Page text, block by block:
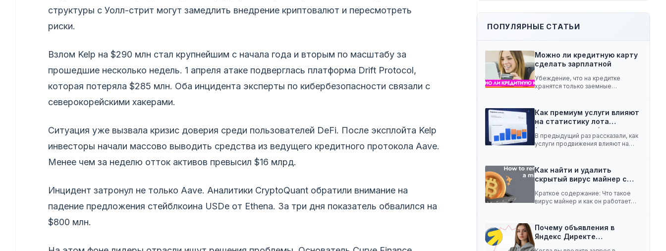
структуры с Уолл-стрит могут замедлить внедрение криптовалют и пересмотреть
риски.
Взлом Kelp на $290 млн стал крупнейшим с начала года и вторым по масштабу за
прошедшие несколько недель. 1 апреля атаке подверглась платформа Drift Protocol,
которая потеряла $285 млн. Оба инцидента эксперты по кибербезопасности связали с
северокорейскими хакерами.
Ситуация уже вызвала кризис доверия среди пользователей DeFi. После эксплойта Kelp
инвесторы начали массово выводить средства из ведущего кредитного протокола Aave.
Менее чем за неделю отток активов превысил $16 млрд.
Инцидент затронул не только Aave. Аналитики CryptoQuant обратили внимание на
падение предложения стейблкоина USDe от Ethena. За три дня показатель обвалился на
$800 млн.
ПОПУЛЯРНЫЕ СТАТЬИ
Можно ли кредитную карту
сделать зарплатной
Убеждение, что на кредитке
хранятся только заемные
Как премиум услуги влияют
на статистику лота
(телеграм-канал)
В предыдущий раз рассказали, как
услуги продвижения влияют на
Как найти и удалить
скрытый вирус майнер с…
Краткое содержание: Что такое
вирус майнер и как он работает
Почему объявления в
Яндекс Директе